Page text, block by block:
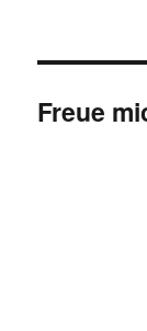
Freue